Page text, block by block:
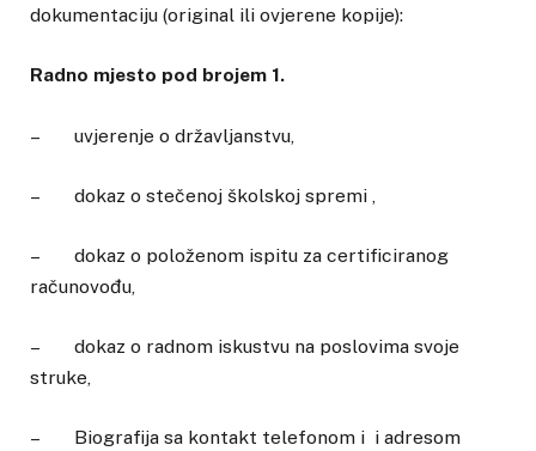
dokumentaciju (original ili ovjerene kopije):
Radno mjesto pod brojem 1.
– uvjerenje o državljanstvu,
– dokaz o stečenoj školskoj spremi ,
– dokaz o položenom ispitu za certificiranog
računovođu,
– dokaz o radnom iskustvu na poslovima svoje
struke,
– Biografija sa kontakt telefonom i i adresom